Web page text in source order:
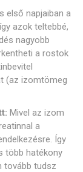
első napjaiban a
azok teltebbé,
nagyobb
a rostok
(az izomtömeg
Mivel az izom
a
Így
több hatékony
tovább tudsz